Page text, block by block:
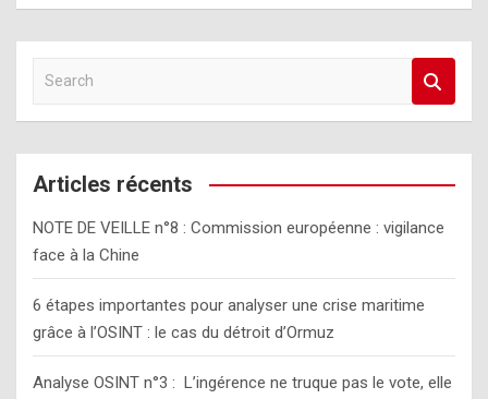
a
r
c
Articles récents
NOTE DE VEILLE n°8 : Commission européenne : vigilance
face à la Chine
6 étapes importantes pour analyser une crise maritime
grâce à l’OSINT : le cas du détroit d’Ormuz
Analyse OSINT n°3 : L’ingérence ne truque pas le vote, elle